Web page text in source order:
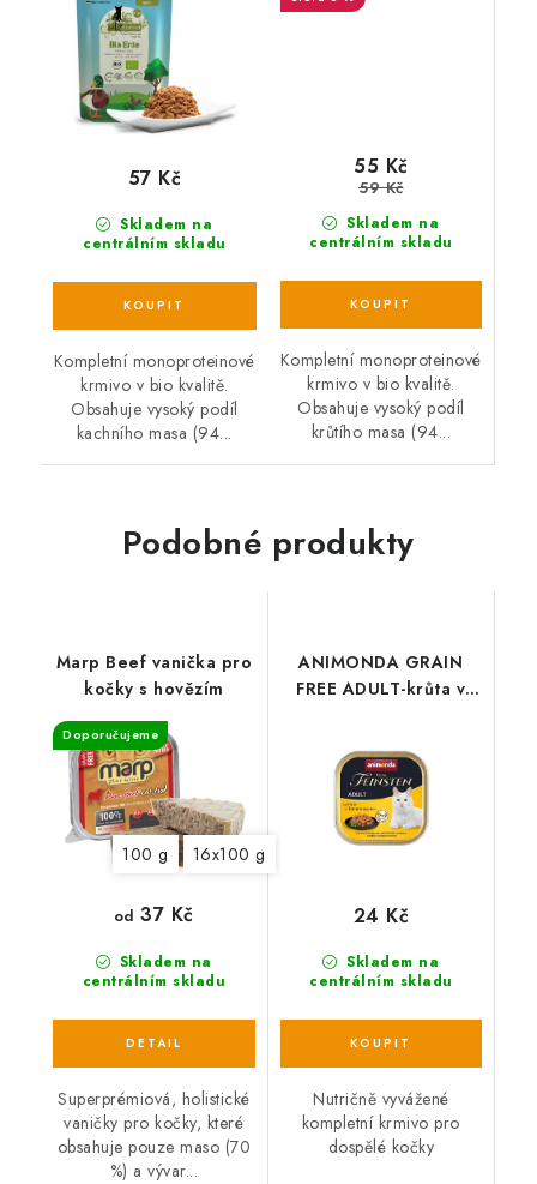
Skladem na
centrálním skladu
57 Kč
Kompletní monoproteinové
krmivo v bio kvalitě.
Obsahuje vysoký podíl
kachního masa (94...
Skladem na
centrálním skladu
55 Kč
59 Kč
Kompletní monoproteinové
krmivo v bio kvalitě.
Obsahuje vysoký podíl
krůtího masa (94...
Podobné produkty
Marp Beef vanička pro
kočky s hovězím
Doporučujeme
100 g 16x100 g
Skladem na
centrálním skladu
od 37 Kč
Superprémiová, holistické
vaničky pro kočky, které
obsahuje pouze maso (70
%) a vývar...
ANIMONDA GRAIN
FREE ADULT-krůta v
Skladem na
centrálním skladu
24 Kč
Nutričně vyvážené
kompletní krmivo pro
dospělé kočky